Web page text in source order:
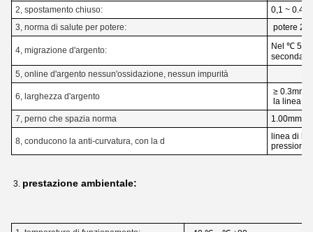
2, spostamento chiuso:
0,1 ~
3, norma di salute per potere:
potere
4, migrazione d'argento:
Nel ℃ 55,
seconda
5, online d'argento nessun'ossidazione, nessun impurità
6, larghezza d'argento
≥ 0.3mm,
la linea
7, perno che spazia norma
1.00mm
8, conducono la anti-curvatura, con la d
linea di
pressione
3. prestazione ambientale: